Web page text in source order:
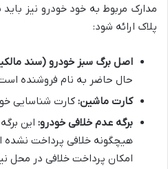
مدارک مربوط به خود خودرو نیز
پلاک ارائه شود:
اصل برگ سبز خودرو (سند
حال حاضر به نام فروشنده
کارت ماشین: کارت شناسایی
برگه عدم خلافی خودرو: این
هیچگونه خلافی پرداخت نشده
امکان پرداخت خلافی در محل